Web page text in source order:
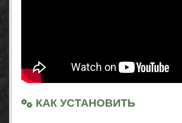
КАК УСТАНОВИТЬ